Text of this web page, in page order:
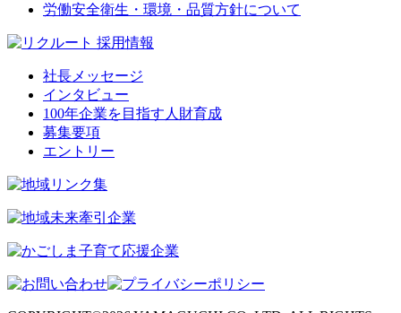
労働安全衛生・環境・品質方針について
社長メッセージ
インタビュー
100年企業を目指す人財育成
募集要項
エントリー